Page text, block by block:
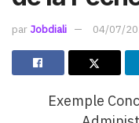
par Jobdiali 04/07/
Exemple